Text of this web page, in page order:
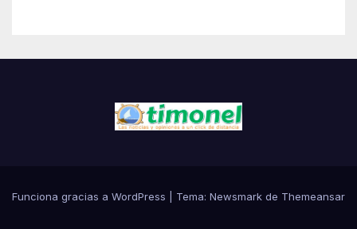
Funciona gracias a WordPress Tema: Newsmark de Themeansar